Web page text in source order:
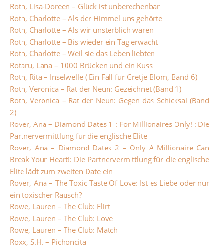
Roth, Lisa-Doreen – Glück ist unberechenbar
Roth, Charlotte – Als der Himmel uns gehörte
Roth, Charlotte – Als wir unsterblich waren
Roth, Charlotte – Bis wieder ein Tag erwacht
Roth, Charlotte – Weil sie das Leben liebten
Rotaru, Lana – 1000 Brücken und ein Kuss
Roth, Rita – Inselwelle ( Ein Fall für Gretje Blom, Band 6)
Roth, Veronica – Rat der Neun: Gezeichnet (Band 1)
Roth, Veronica – Rat der Neun: Gegen das Schicksal (Band
2)
Rover, Ana – Diamond Dates 1 : For Millionaires Only! : Die
Partnervermittlung für die englische Elite
Rover, Ana – Diamond Dates 2 – Only A Millionaire Can
Break Your Heart!: Die Partnervermittlung für die englische
Elite lädt zum zweiten Date ein
Rover, Ana – The Toxic Taste Of Love: Ist es Liebe oder nur
ein toxischer Rausch?
Rowe, Lauren – The Club: Flirt
Rowe, Lauren – The Club: Love
Rowe, Lauren – The Club: Match
Roxx, S.H. – Pichoncita